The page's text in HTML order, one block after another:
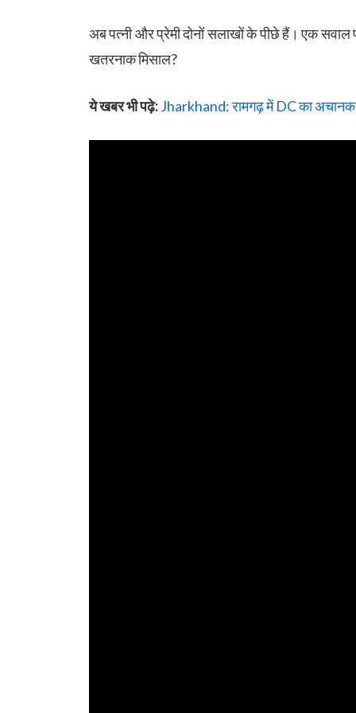
अब पत्नी और प्रेमी दोनों सलाखों के पीछे हैं। एक
खतरनाक मिसाल?
ये खबर भी पढ़े:Jharkhand: रामगढ़ में DC का